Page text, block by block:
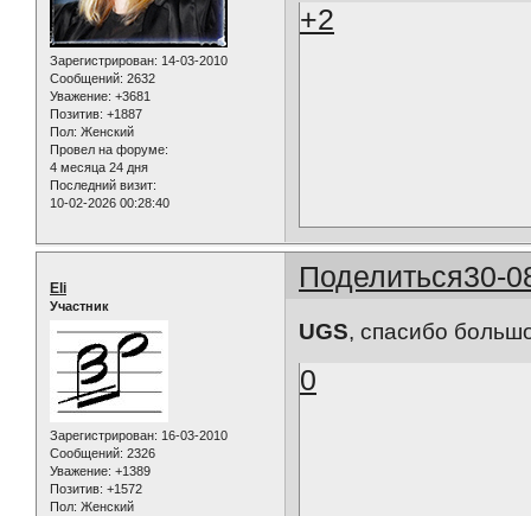
Зарегистрирован: 14-03-2010
Сообщений: 2632
Уважение: +3681
Позитив: +1887
Пол: Женский
Провел на форуме:
4 месяца 24 дня
Последний визит:
10-02-2026 00:28:40
+2
Поделиться30-
Eli
Участник
Зарегистрирован: 16-03-2010
Сообщений: 2326
Уважение: +1389
Позитив: +1572
Пол: Женский
UGS, спасибо
0